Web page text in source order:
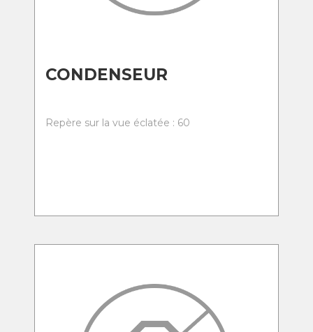
CONDENSEUR
Repère sur la vue éclatée : 60